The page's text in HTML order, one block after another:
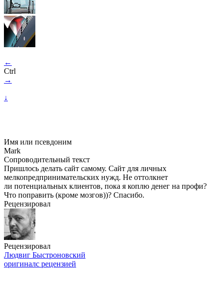
←
Ctrl
→
↓
Имя или псевдоним
Mark
Сопроводительный текст
Пришлось делать сайт самому. Сайт для личных
мелкопредпринимательских нужд. Не оттолкнет
ли потенциальных клиентов, пока я коплю денег на профи?
Что поправить (кроме мозгов))? Спасибо.
Рецензировал
Рецензировал
Людвиг Быстроновский
оригиналс рецензией